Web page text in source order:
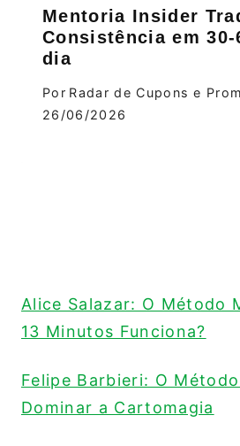
Mentoria Insider
Consistência em
dia
Por Radar de Cupons e
26/06/2026
Alice Salazar: O Método
13 Minutos Funciona?
Felipe Barbieri: O
Dominar a Cartomagia